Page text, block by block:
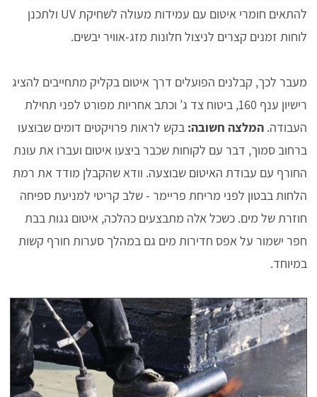
להתאים חומרי איטום עם עמידות מעולה לשחיקת UV ולתכנן
לוחות זמנים קצרים לניצול חלונות מזג-אוויר יבשים.
מעבר לכך, קבלנים הפועלים דרך איטום בקליק מתחייבים להציג
רישיון ענף 160, ביטוח צד ג’ וכתב אחריות מפורט לפני תחילת
העבודה. המלצה חשובה: בקש לראות פרויקטים דומים שבוצעו
ברחוב סמוך, דבר עם לקוחות שכבר ביצעו איטום ועברו את עונת
החורף עם עבודת האיטום שבוצעה. וודא שהקבלן מודד את רמת
הלחות בבטון לפני מריחת פריימר - שלב קריטי למניעת ספיחה
חוזרת של מים. כשכל אלה מתבצעים כהלכה, איטום גגות בבת
חפר ישמור על אפס חדירות מים גם במהלך סערות חורף קשות
במיוחד.